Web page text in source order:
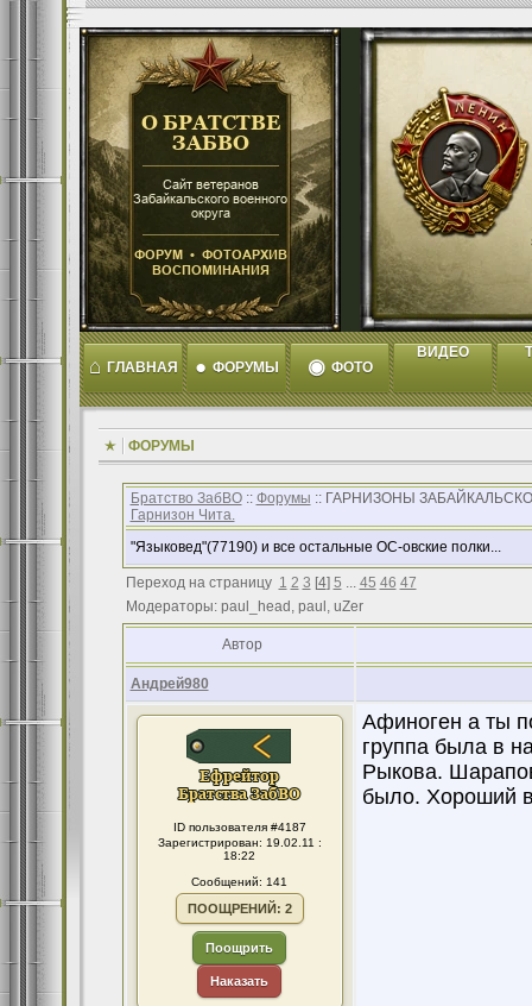
⌂ ГЛАВНАЯ ● ФОРУМЫ ◉ ФОТО
ВИДЕО
ФОРУМЫ
Братство ЗабВО:: Форумы :: ГАРНИЗОНЫ
Гарнизон Чита.
"Языковед"(77190) и все остальные ОС-овские полки...
Переход на страницу 1 2 3 [4] 5 ... 45 46 47
Модераторы: paul_head, paul, uZer
Автор
Андрей980
ID пользователя #4187
Зарегистрирован: 19.02.11 :
18:22
Сообщений: 141
ПООЩРЕНИЙ: 2
Поощрить
Наказать
Афиноген а ты
группа была в
Рыкова.
было. Хороший